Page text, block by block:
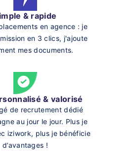
& rapide
en agence : je
en 3 clics, j'ajoute
mes documents.
& valorisé
de recrutement dédié
au jour le jour. Plus je
iziwork, plus je bénéficie
d’avantages !